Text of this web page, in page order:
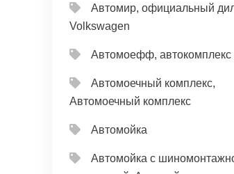
Автомир, официальный
Volkswagen
Автомоефф, автокомплекс
Автомоечный комплекс,
Автомоечный комплекс
Автомойка
Автомойка с